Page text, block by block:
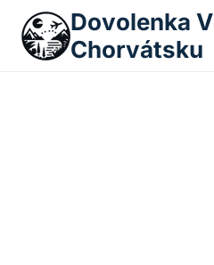
content
Dovolenka V
Chorvátsku